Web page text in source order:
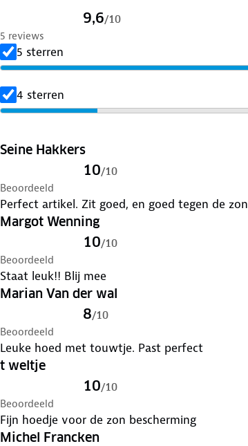
9,6/10
5 reviews
5 sterren
4 sterren
Seine Hakkers
10/10
Beoordeeld
Perfect artikel. Zit goed, en goed tegen de zon
Margot Wenning
10/10
Beoordeeld
Staat leuk!! Blij mee
Marian Van der wal
8/10
Beoordeeld
Leuke hoed met touwtje. Past perfect
t weltje
10/10
Beoordeeld
Fijn hoedje voor de zon bescherming
Michel Francken